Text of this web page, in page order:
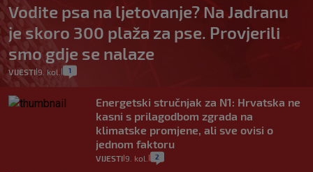
Vodite psa na ljetovanje? Na Jadranu
je skoro 300 plaža za pse. Provjerili
smo gdje se nalaze
VIJESTI|9. kol. 1
Energetski stručnjak za N1: Hrvatska ne
kasni s prilagodbom zgrada na
klimatske promjene, ali sve ovisi o
jednom faktoru
VIJESTI 9. kol. 2